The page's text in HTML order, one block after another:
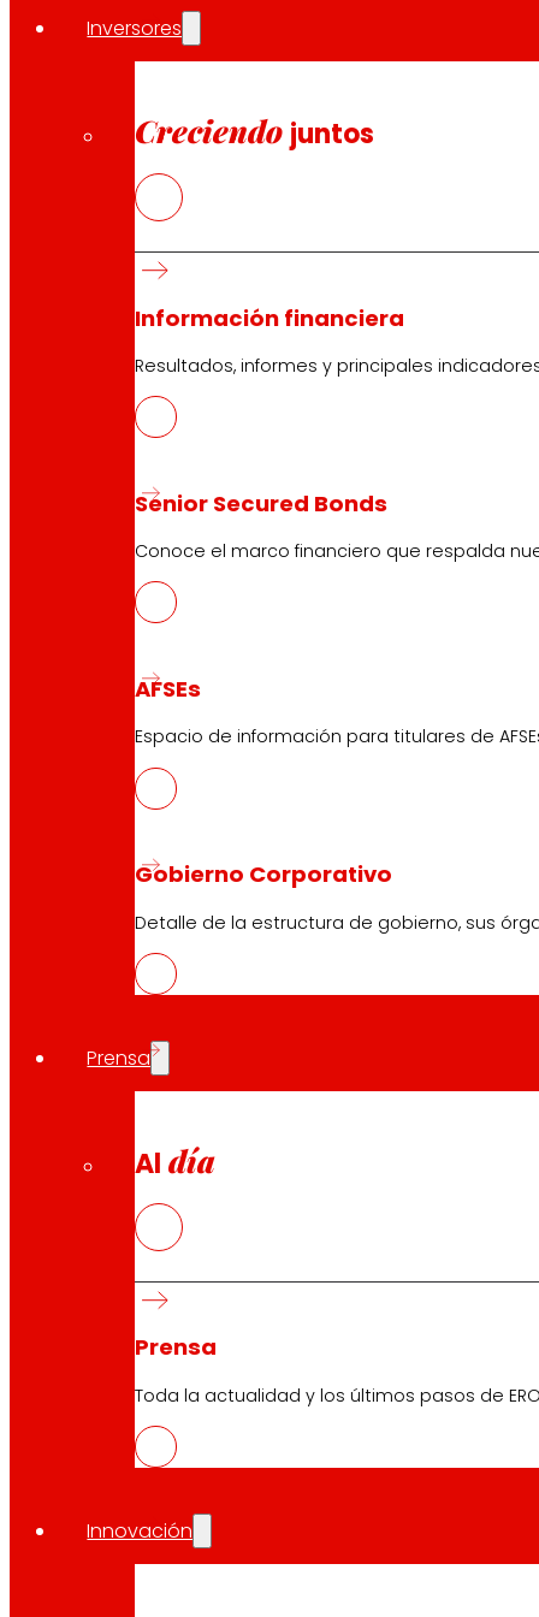
Inversores
Creciendo juntos
Información financiera
Resultados, informes y principales
Senior Secured Bonds
Conoce el marco financiero que respalda
AFSEs
Espacio de información para titulares de
Gobierno Corporativo
Detalle de la estructura de gobierno, sus
Prensa
Al día
Prensa
Toda la actualidad y los últimos pasos de
Innovación
Compartir en: